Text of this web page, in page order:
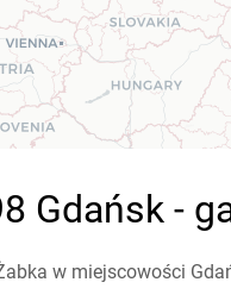
Gdańsk -
w miejscowości